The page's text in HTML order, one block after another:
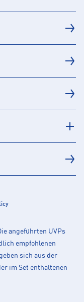
angeführten UVPs
empfohlenen
sich aus der
im Set enthaltenen